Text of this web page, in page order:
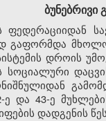
ბუნებრივი
ფედერაციიდან
გაფორმდა
დროის
ე და 43-ე
დადგენის